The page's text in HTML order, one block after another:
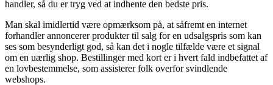
handler, så du er tryg ved at indhente den bedste pris.
Man skal imidlertid være opmærksom på, at såfremt en internet
forhandler annoncerer produkter til salg for en udsalgspris som kan
ses som besynderligt god, så kan det i nogle tilfælde være et signal
om en uærlig shop. Bestillinger med kort er i hvert fald indbefattet af
en lovbestemmelse, som assisterer folk overfor svindlende
webshops.